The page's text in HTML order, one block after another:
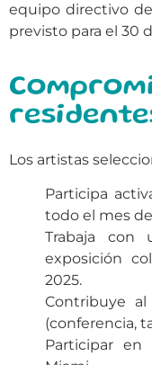
equipo directivo
previsto para el 30
Los artistas
Participa
todo el mes
Trabaja con
exposición
2025.
Contribuye
(conferencia,
Participar en